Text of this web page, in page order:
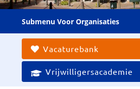
Submenu Voor Organisaties
Vacaturebank
Vrijwilligersacademie